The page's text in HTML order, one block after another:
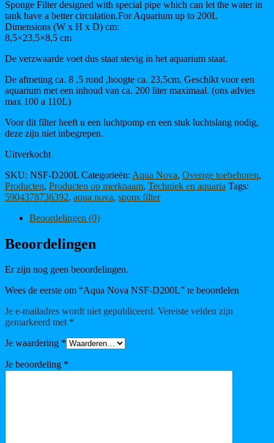
Sponge Filter designed with special pipe which can let the water in
tank have a better circulation.For Aquarium up to 200L
Dimensions (W x H x D) cm:
8,5×23,5×8,5 cm
De verzwaarde voet dus staat stevig in het aquarium staat.
De afmeting ca. 8 ,5 rond ,hoogte ca. 23,5cm. Geschikt voor een
aquarium met een inhoud van ca. 200 liter maximaal. (ons advies
max 100 a 110L)
Voor dit filter heeft u een luchtpomp en een stuk luchtslang nodig,
deze zijn niet inbegrepen.
Uitverkocht
SKU: NSF-D200L Categorieën: Aqua Nova, Overige toebehoren,
Producten, Producten op merknaam, Techniek en aquaria Tags:
5904378736392, aqua nova, spons filter
Beoordelingen (0)
Beoordelingen
Er zijn nog geen beoordelingen.
Wees de eerste om “Aqua Nova NSF-D200L” te beoordelen
Je e-mailadres wordt niet gepubliceerd. Vereiste velden zijn
gemarkeerd met *
Je waardering *
Je beoordeling *